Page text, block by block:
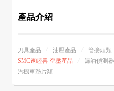
產品介紹
刀具產品 油壓產品 管接頭類
SMC速睦喜 空壓產品
漏油偵測器
汽機車墊片類